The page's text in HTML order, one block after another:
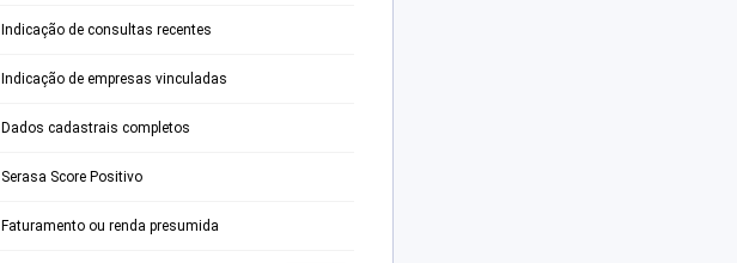
Indicação de consultas recentes
Indicação de empresas vinculadas
Dados cadastrais completos
Serasa Score Positivo
Faturamento ou renda presumida